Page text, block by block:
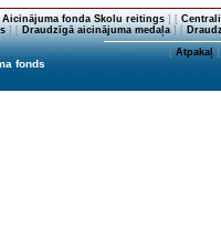
Aicinājuma fonda Skolu reitings] [
] [Draudzīgā aicinājuma medaļa] [
[Atpakaļ]
fonds